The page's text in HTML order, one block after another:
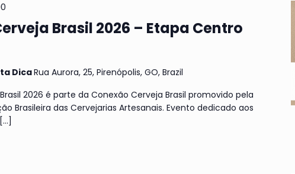
Brasil 2026 – Etapa Centro
DicaRua Aurora, 25, Pirenópolis, GO, Brazil
2026 é parte da Conexão Cerveja Brasil promovido pela
Brasileira das Cervejarias Artesanais. Evento dedicado aos
[…]